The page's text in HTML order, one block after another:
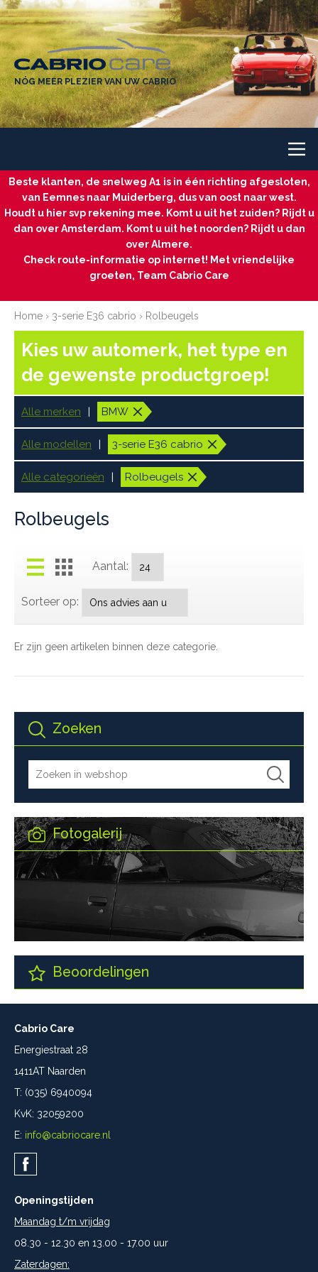
NÓG MEER PLEZIER VAN UW CABRIO
Beste klanten, de snelweg A1 is in één richting afgesloten,
van Eemnes naar Muiderberg, dus van oost naar west.
Houdt u hier svp rekening mee. Komt u uit het zuiden? Rijdt u
dan over Amsterdam. Komt u uit het noorden? Rijdt u dan
over Almere.
Check route-informatie op internet! Met vriendelijke
groeten, Team Cabrio Care
Home › 3-serie E36 cabrio › Rolbeugels
Zoeken
Fotogalerij
Beoordelingen
Kies uw automerk, het type en
de gewenste productgroep!
Alle merken BMW
Alle modellen 3-serie E36 cabrio
Alle categorieën Rolbeugels
Rolbeugels
Aantal:
Sorteer op:
Er zijn geen artikelen binnen deze categorie.
Cabrio Care
Energiestraat 28
1411AT Naarden
T: (035) 6940094
KvK: 32059200
E: info@cabriocare.nl
Openingstijden
Maandag t/m vrijdag
08.30 - 12.30 en 13.00 - 17.00 uur
Zaterdagen: